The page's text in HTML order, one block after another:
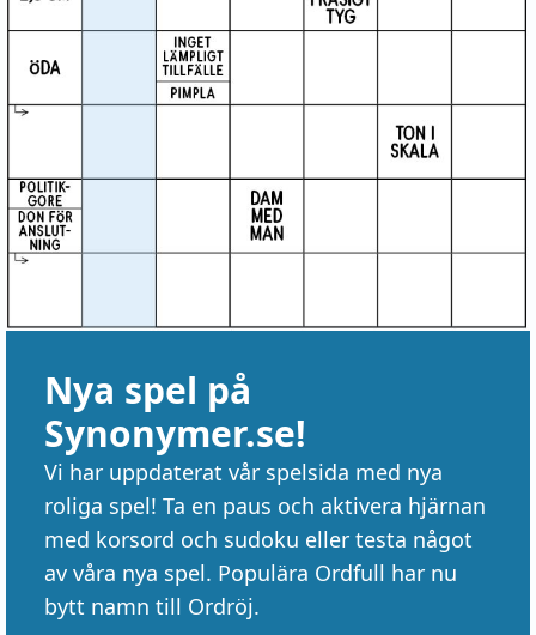
Nya spel på
Synonymer.se!
Vi har uppdaterat vår spelsida med nya
roliga spel! Ta en paus och aktivera hjärnan
med korsord och sudoku eller testa något
av våra nya spel. Populära Ordfull har nu
bytt namn till Ordröj.